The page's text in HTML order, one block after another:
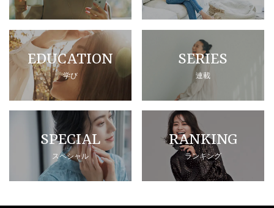
EDUCATION
学び
SERIES
連載
SPECIAL
スペシャル
RANKING
ランキング